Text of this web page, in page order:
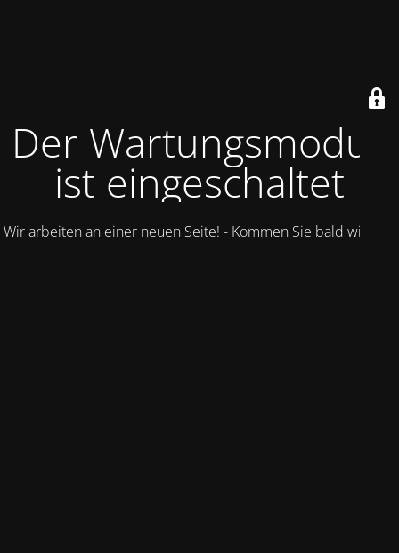
Der Wartungsmodus
ist eingeschaltet
Wir arbeiten an einer neuen Seite! - Kommen Sie bald wieder.